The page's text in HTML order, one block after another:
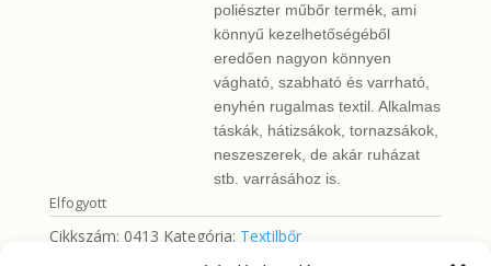
poliészter műbőr termék, ami
könnyű kezelhetőségéből
eredően nagyon könnyen
vágható, szabható és varrható,
enyhén rugalmas textil. Alkalmas
táskák, hátizsákok, tornazsákok,
neszeszerek, de akár ruházat
stb. varrásához is.
Elfogyott
Cikkszám: 0413 Kategória: Textilbőr